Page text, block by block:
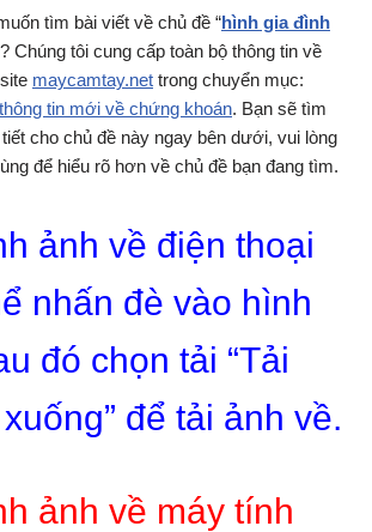
tìm bài viết về chủ đề “hình gia đình
Chúng tôi cung cấp toàn bộ thông tin về
maycamtay.net trong chuyển mục:
tin mới về chứng khoán. Bạn sẽ tìm
cho chủ đề này ngay bên dưới, vui lòng
để hiểu rõ hơn về chủ đề bạn đang tìm.
ảnh về điện thoại
nhấn đè vào hình
đó chọn tải “Tải
để tải ảnh về.
ảnh về máy tính